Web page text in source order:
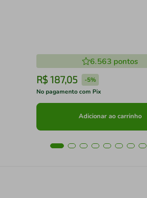
6.563 pontos
R$ 187,05 -5%
No pagamento com Pix
Adicionar ao carrinho